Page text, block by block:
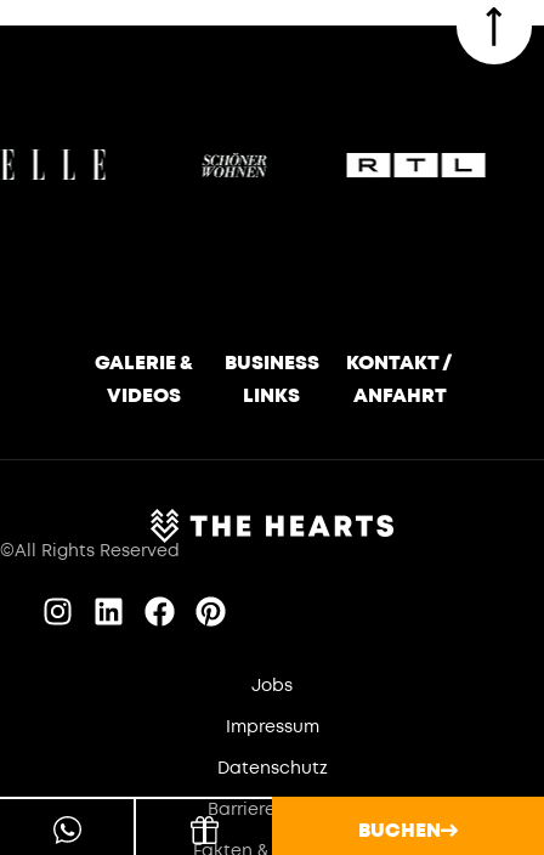
GALERIE &
VIDEOS
BUSINESS
LINKS
KONTAKT /
ANFAHRT
©All Rights Reserved
Jobs
Impressum
Datenschutz
Barrierefreiheit
BUCHEN